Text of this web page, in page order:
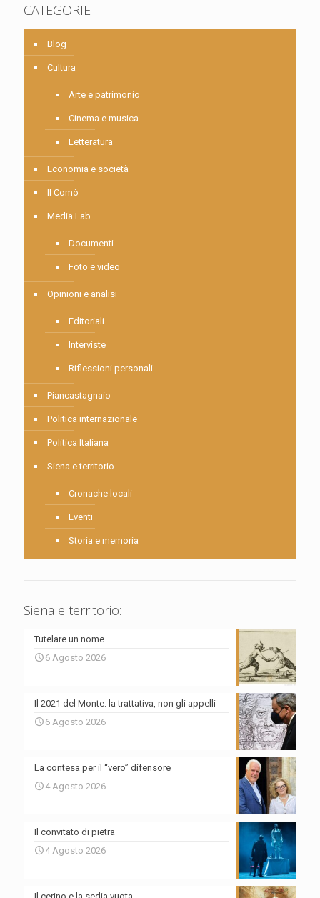
CATEGORIE
Blog
Cultura
Arte e patrimonio
Cinema e musica
Letteratura
Economia e società
Il Comò
Media Lab
Documenti
Foto e video
Opinioni e analisi
Editoriali
Interviste
Riflessioni personali
Piancastagnaio
Politica internazionale
Politica Italiana
Siena e territorio
Cronache locali
Eventi
Storia e memoria
Siena e territorio:
Tutelare un nome
6 Agosto 2026
Il 2021 del Monte: la trattativa, non gli appelli
6 Agosto 2026
La contesa per il “vero” difensore
4 Agosto 2026
Il convitato di pietra
4 Agosto 2026